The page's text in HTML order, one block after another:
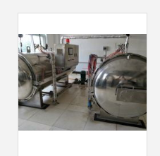
有哪些創業機會？